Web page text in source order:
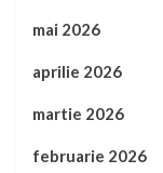
mai 2026
aprilie 2026
martie 2026
februarie 2026